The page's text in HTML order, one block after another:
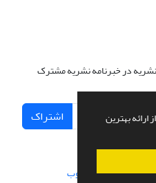
ارائه بهترین
نشریه در خبرنامه نشریه مشترک
اشتراک
پیاده سازی از سیناوب